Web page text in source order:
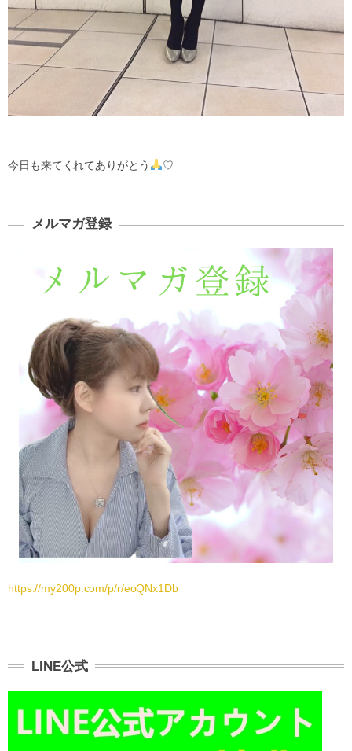
今日も来てくれてありがとう ♡
メルマガ登録
https://my200p.com/p/r/eoQNx1Db
LINE公式